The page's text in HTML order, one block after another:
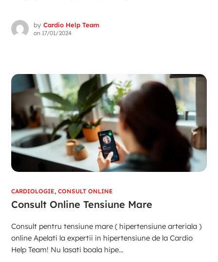
by Cardio Help Team
on 17/01/2024
CARDIOLOGIE, CONSULT ONLINE
Consult Online Tensiune Mare
Consult pentru tensiune mare ( hipertensiune arteriala )
online Apelati la expertii in hipertensiune de la Cardio
Help Team! Nu lasati boala hipe...